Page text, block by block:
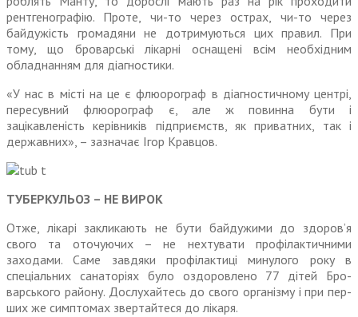
рентге­нографію. Проте, чи-то через острах, чи-то через
байдужість громадяни не дотримуються цих правил. При
тому, що броварські лікарні оснащені всім необхідним
обладнанням для діагностики.
«У нас в місті на це є флюорограф в діагностичному центрі,
пересув­ний флюорограф є, але ж повинна бути і
зацікавленість керівників підприємств, як приватних, так і
державних», – зазначає Ігор Кравцов.
ТУБЕРКУЛЬОЗ – НЕ ВИРОК
Отже, лікарі закликають не бути байдужими до здоров’я
свого та оточуючих – не нехтувати про­філактичними
заходами. Саме завдяки профілактиці минулого року в
спеціальних санаторіях було оздоровлено 77 дітей Бро­
варського району. Дослухайтесь до свого організму і при пер­
ших же симптомах звертайтеся до лікаря.